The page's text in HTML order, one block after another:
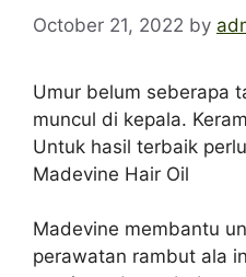
October 21, 2022 by
Umur belum seberapa
muncul di kepala.
Untuk hasil terbaik
Madevine Hair Oil
Madevine membantu
perawatan rambut ala